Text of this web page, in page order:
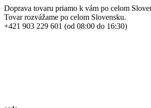
Doprava tovaru priamo k vám po celom
Tovar rozvážame po celom Slovensku.
+421 903 229 601 (od 08:00 do 16:30)